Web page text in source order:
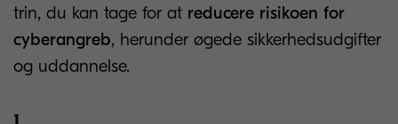
trin, du kan tage for at reducere risikoen for
cyberangreb, herunder øgede sikkerhedsudgifter
og uddannelse.